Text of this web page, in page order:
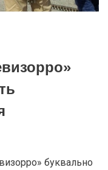
буквально